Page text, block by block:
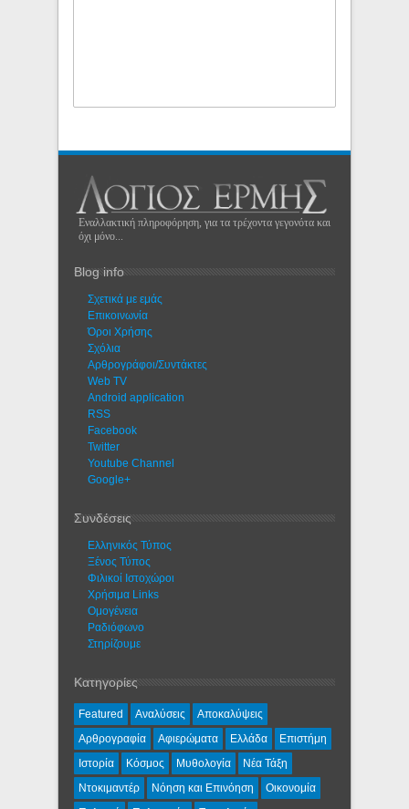
Εναλλακτική πληροφόρηση, για τα τρέχοντα γεγονότα και
όχι μόνο...
Blog info
Σχετικά με εμάς
Eπικοινωνία
Όροι Χρήσης
Σχόλια
Αρθρογράφοι/Συντάκτες
Web TV
Android application
RSS
Facebook
Twitter
Youtube Channel
Google+
Συνδέσεις
Ελληνικός Τύπος
Ξένος Τύπος
Φιλικοί Ιστοχώροι
Χρήσιμα Links
Ομογένεια
Ραδιόφωνο
Στηρίζουμε
Κατηγορίες
Featured Αναλύσεις
Αποκαλύψεις
Αρθρογραφία
Αφιερώματα Ελλάδα
Επιστήμη
Ιστορία
Κόσμος Μυθολογία
Νέα Τάξη
Ντοκιμαντέρ
Νόηση και Επινόηση
Οικονομία